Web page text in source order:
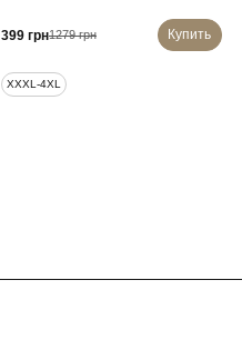
399 грн1279 грн Купить
XXXL-4XL